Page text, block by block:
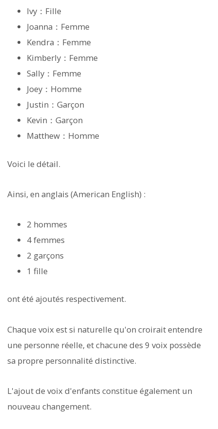
Ivy：Fille
Joanna：Femme
Kendra：Femme
Kimberly：Femme
Sally：Femme
Joey：Homme
Justin：Garçon
Kevin：Garçon
Matthew：Homme
Voici le détail.
Ainsi, en anglais (American English) :
2 hommes
4 femmes
2 garçons
1 fille
ont été ajoutés respectivement.
Chaque voix est si naturelle qu'on croirait entendre
une personne réelle, et chacune des 9 voix possède
sa propre personnalité distinctive.
L'ajout de voix d'enfants constitue également un
nouveau changement.